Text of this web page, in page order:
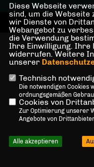
Alle Rechte
Diese Webseite
sind, um die Webseite
wir Dienste von
Webangebot zu
die Verwendung
Ihre Einwilligung. Ihre
widerrufen. Weitere
unserer
Technisch
Die notwendigen Cookies
ordnungsgemäßen
Cookies von
Zur Optimierung unserer
Angebote von
Alle akzeptieren